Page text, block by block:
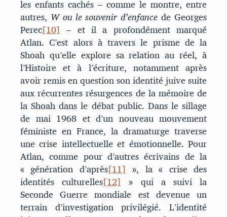
les enfants cachés – comme le montre, entre
autres, W ou le souvenir d’enfance de Georges
Perec[10] – et il a profondément marqué
Atlan. C’est alors à travers le prisme de la
Shoah qu’elle explore sa relation au réel, à
l’Histoire et à l’écriture, notamment après
avoir remis en question son identité juive suite
aux récurrentes résurgences de la mémoire de
la Shoah dans le débat public. Dans le sillage
de mai 1968 et d’un nouveau mouvement
féministe en France, la dramaturge traverse
une crise intellectuelle et émotionnelle. Pour
Atlan, comme pour d’autres écrivains de la
« génération d’après[11]», la « crise des
identités culturelles[12]» qui a suivi la
Seconde Guerre mondiale est devenue un
terrain d’investigation privilégié. L’identité